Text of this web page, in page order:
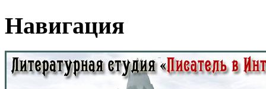
Навигация